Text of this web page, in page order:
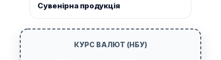
Сувенірна продукція
КУРС ВАЛЮТ (НБУ)